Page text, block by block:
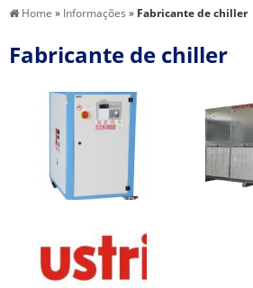
Home » Informações » Fabricante de chiller
Fabricante de chiller